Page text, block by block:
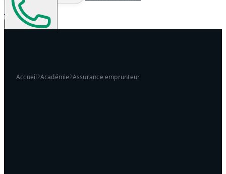
Espace Client
Accueil Académie Assurance emprunteur